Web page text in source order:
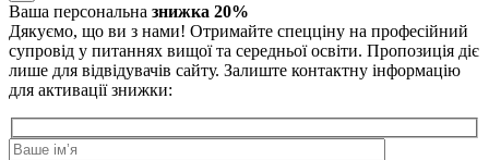
Ваша персональна знижка 20%
Дякуємо, що ви з нами! Отримайте спецціну на професійний
супровід у питаннях вищої та середньої освіти. Пропозиція діє
лише для відвідувачів сайту. Залиште контактну інформацію
для активації знижки: